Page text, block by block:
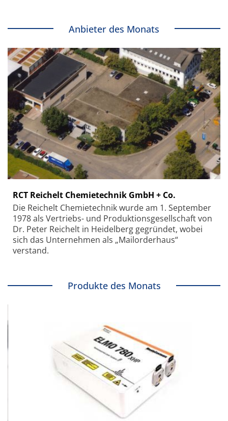
Anbieter des Monats
RCT Reichelt Chemietechnik GmbH + Co.
Die Reichelt Chemietechnik wurde am 1. September
1978 als Vertriebs- und Produktionsgesellschaft von
Dr. Peter Reichelt in Heidelberg gegründet, wobei
sich das Unternehmen als „Mailorderhaus“
verstand.
Produkte des Monats